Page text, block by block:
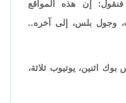
إن هذه المواقع
وجول بلس، إلى آخره..
اثنين، يوتيوب ثلاثة،